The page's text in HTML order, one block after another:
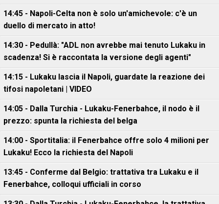
14:45 - Napoli-Celta non è solo un'amichevole: c'è un
duello di mercato in atto!
14:30 - Pedullà: "ADL non avrebbe mai tenuto Lukaku in
scadenza! Si è raccontata la versione degli agenti"
14:15 - Lukaku lascia il Napoli, guardate la reazione dei
tifosi napoletani | VIDEO
14:05 - Dalla Turchia - Lukaku-Fenerbahce, il nodo è il
prezzo: spunta la richiesta del belga
14:00 - Sportitalia: il Fenerbahce offre solo 4 milioni per
Lukaku! Ecco la richiesta del Napoli
13:45 - Conferme dal Belgio: trattativa tra Lukaku e il
Fenerbahce, colloqui ufficiali in corso